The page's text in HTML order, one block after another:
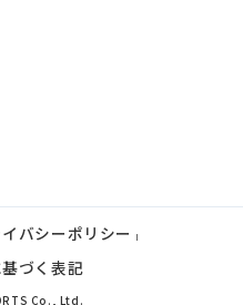
バシーポリシー |
づく表記
Co., Ltd.